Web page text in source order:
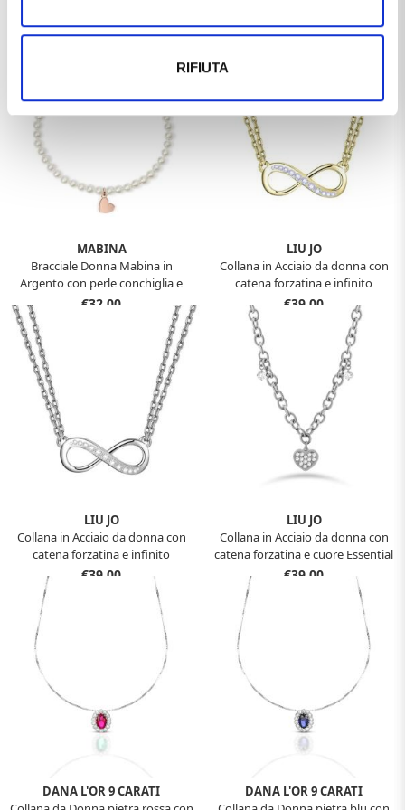
RIFIUTA
diamante lab-grown 0,08 carati
€79,00
stella 533736
€39,00
MABINA
Bracciale Donna Mabina in
Argento con perle conchiglia e
cuore placcato oro rosa 533734
€32,00
LIU JO
Collana in Acciaio da donna con
catena forzatina e infinito
Essential Woman Liu Jo LJ2514
€39,00
LIU JO
Collana in Acciaio da donna con
catena forzatina e infinito
Essential Woman Liu Jo LJ2513
€39,00
LIU JO
Collana in Acciaio da donna con
catena forzatina e cuore Essential
Woman Liu Jo LJ2319
€39,00
DANA L'OR 9 CARATI
DANA L'OR 9 CARATI